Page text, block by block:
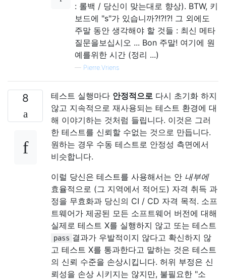
: 롤백 / 당신이 맞는대로 향상). BTW, 키
보드에 "s"가 있습니까?!?!?! 그 외에도
주말 동안 생각해야 할 것들 : 최신 메타
질문을보십시오 ... Bon 주말! 여기에 원
예를위한 시간 (정리 ...)
— Pierre.Vriens
8 테스트 실행마다 안정적으로 다시 초기화 하지
않고 지속적으로 재사용되는 테스트 환경에 대
해 이야기하는 것처럼 들립니다. 이것은 그러
한 테스트를 신뢰할 수없는 것으로 만듭니다.
원하는 경우 수동 테스트로 안정성 측면에서
비슷합니다.
이럴 당신은 테스트를 사용해서는 안 내부에
효율적으로 (그 지역에서 적어도) 자격 취득 과
정을 무효화과 당신의 CI / CD 자격 목적. 소프
트웨어가 제공된 모든 소프트웨어 버전에 대해
실제로 테스트 X를 실행하지 않고 또는 테스트
pass 결과가 우발적이지 않다고 확신하지 않
고 테스트 X를 통과한다고 말하는 것은 테스트
의 신뢰 수준을 손상시킵니다. 허위 부정은 신
뢰성을 손상 시키지는 않지만, 불필요한 "소